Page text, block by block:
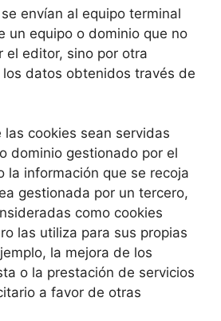
envían al equipo terminal
un equipo o dominio que no
el editor, sino por otra
datos obtenidos través de
las cookies sean servidas
dominio gestionado por el
la información que se recoja
gestionada por un tercero,
como cookies
las utiliza para sus propias
la mejora de los
o la prestación de servicios
a favor de otras